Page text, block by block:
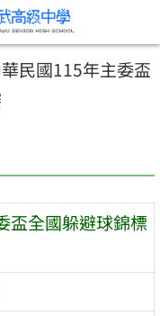
民國115年主委盃
盃全國躲避球錦標